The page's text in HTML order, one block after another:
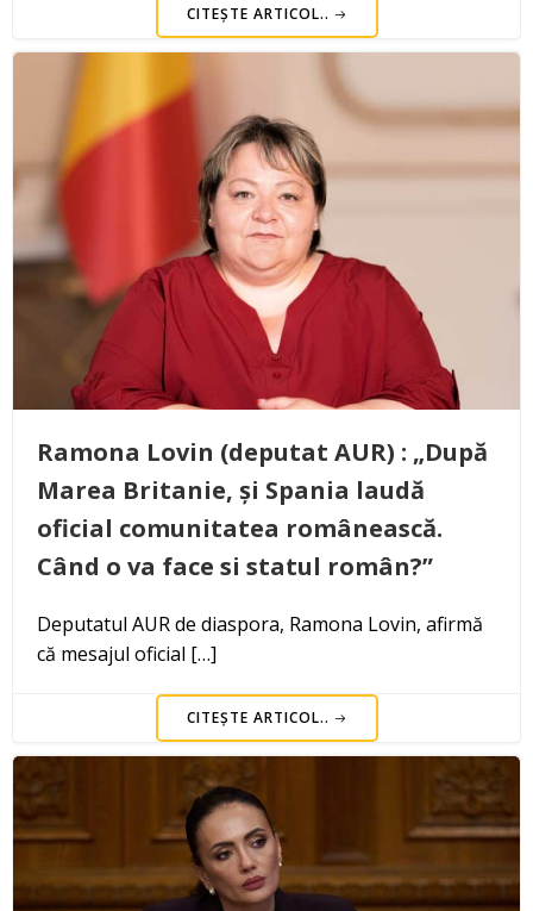
CITEȘTE ARTICOL..
Ramona Lovin (deputat AUR) : „După
Marea Britanie, și Spania laudă
oficial comunitatea românească.
Când o va face si statul român?”
Deputatul AUR de diaspora, Ramona Lovin, afirmă
că mesajul oficial […]
CITEȘTE ARTICOL..